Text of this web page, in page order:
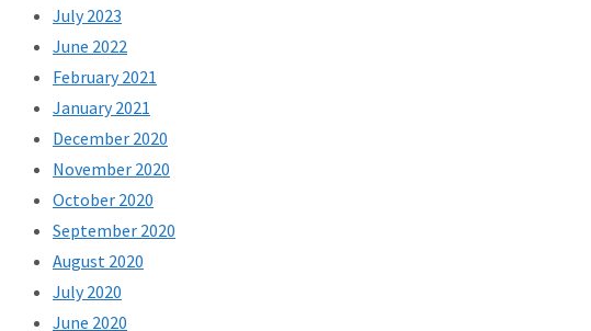
July 2023
June 2022
February 2021
January 2021
December 2020
November 2020
October 2020
September 2020
August 2020
July 2020
June 2020